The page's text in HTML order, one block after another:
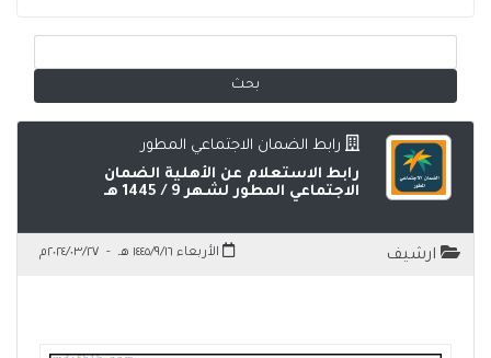
رابط الضمان الاجتماعي المطور
رابط الاستعلام عن الأهلية الضمان
الاجتماعي المطور لشهر 9 / 1445 هـ
ارشيف الأربعاء ١٤٤٥/٩/١٦ هـ - ٢٠٢٤/٠٣/٢٧م